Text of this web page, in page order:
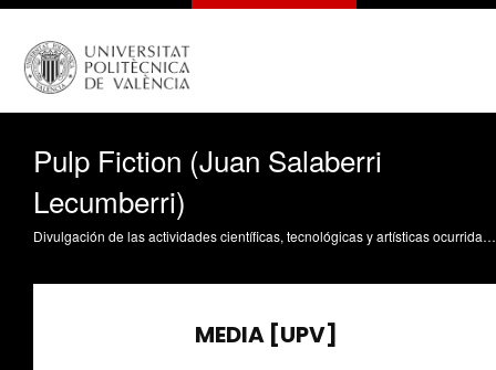
Pulp Fiction (Juan Salaberri
Lecumberri)
Divulgación de las actividades científicas, tecnológicas y artísticas ocurridas en los tres campus de la UPV